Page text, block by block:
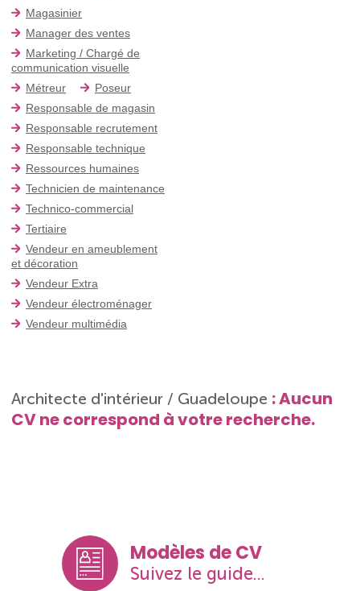
Magasinier
Manager des ventes
Marketing / Chargé de
communication visuelle
Métreur
Poseur
Responsable de magasin
Responsable recrutement
Responsable technique
Ressources humaines
Technicien de maintenance
Technico-commercial
Tertiaire
Vendeur en ameublement
et décoration
Vendeur Extra
Vendeur électroménager
Vendeur multimédia
Architecte d'intérieur / Guadeloupe : Aucun
CV ne correspond à votre recherche.
Modèles de CV
Suivez le guide...